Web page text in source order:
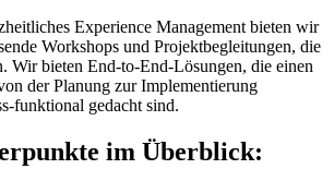
Experience Management bieten wir
Workshops und Projektbegleitungen, die
Wir bieten End-to-End-Lösungen, die einen
der Planung zur Implementierung
funktional gedacht sind.
im Überblick: